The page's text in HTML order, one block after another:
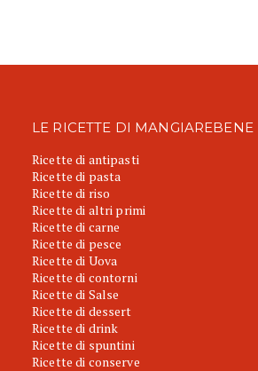
LE RICETTE DI MANGIAREBENE
Ricette di antipasti
Ricette di pasta
Ricette di riso
Ricette di altri primi
Ricette di carne
Ricette di pesce
Ricette di Uova
Ricette di contorni
Ricette di Salse
Ricette di dessert
Ricette di drink
Ricette di spuntini
Ricette di conserve